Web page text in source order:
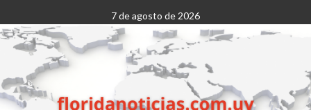
al
contenido
7 de agosto de 2026